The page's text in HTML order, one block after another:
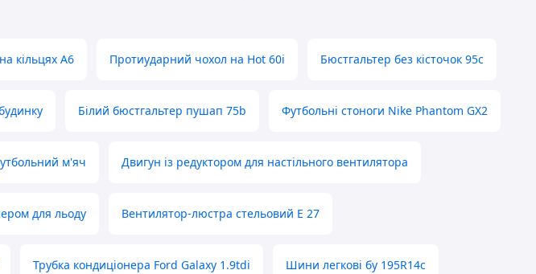
кільцях А6 Протиударний чохол на Hot 60i Бюстгальтер без кісточок 95с
Білий бюстгальтер пушап 75b Футбольні стоноги Nike Phantom GX2
м'яч Двигун із редуктором для настільного вентилятора
для льоду Вентилятор-люстра стельовий E 27
Трубка кондиціонера Ford Galaxy 1.9tdi Шини легкові бу 195R14c